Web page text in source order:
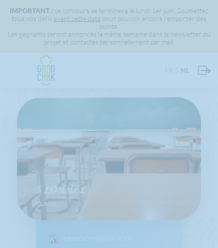
IMPORTANT : ce concours se terminera le lundi 1er juin. Soumettez
tous vos défis avant cette date pour pouvoir encore remporter des
points.
Les gagnants seront annoncés la même semaine dans la newsletter du
projet et contactés personnellement par mail.
NL
5 LOMMEL
CLASSE